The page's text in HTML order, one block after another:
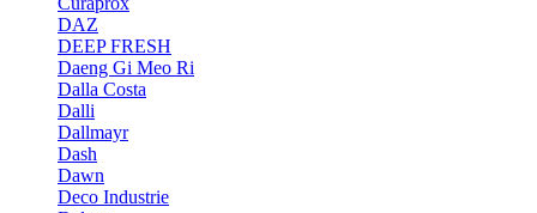
DAZ
DEEP FRESH
Daeng Gi Meo Ri
Dalla Costa
Dalli
Dallmayr
Dash
Dawn
Deco Industrie